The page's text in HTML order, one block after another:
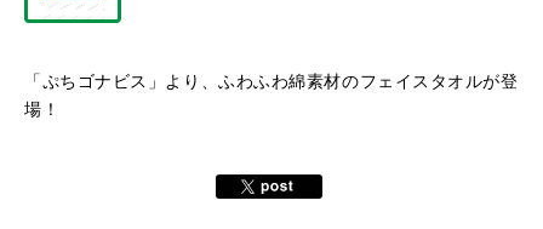
「ぷちゴナビス」より、ふわふわ綿素材のフェイスタオルが登
場！